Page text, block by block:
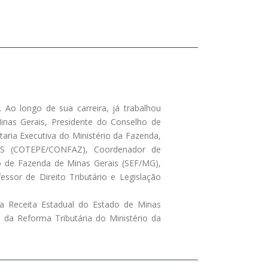
Ao longo de sua carreira, já trabalhou
Gerais, Presidente do Conselho de
Executiva do Ministério da Fazenda,
CONFAZ), Coordenador de
Fazenda de Minas Gerais (SEF/MG),
de Direito Tributário e Legislação
Estadual do Estado de Minas
da Reforma Tributária do Ministério da